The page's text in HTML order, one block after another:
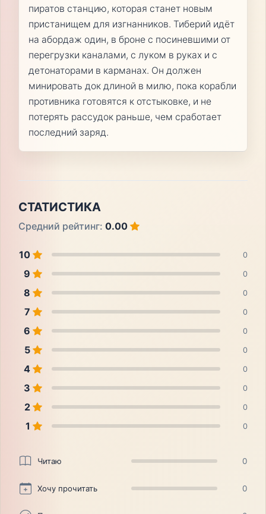
пиратов станцию, которая станет новым
пристанищем для изгнанников. Тиберий идёт
на абордаж один, в броне с посиневшими от
перегрузки каналами, с луком в руках и с
детонаторами в карманах. Он должен
минировать док длиной в милю, пока корабли
противника готовятся к отстыковке, и не
потерять рассудок раньше, чем сработает
последний заряд.
СТАТИСТИКА
Средний рейтинг: 0.00
10 0
9 0
8 0
7 0
6 0
5 0
4 0
3 0
2 0
1 0
Читаю 0
Хочу прочитать 0